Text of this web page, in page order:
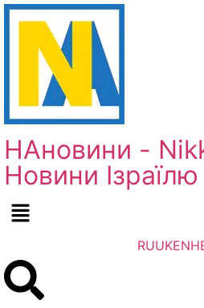
НАновини -
Новини Ізраїлю
RUUKEN